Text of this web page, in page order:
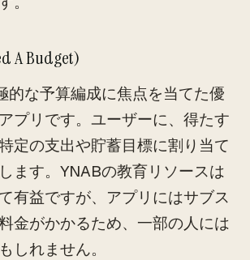
A Budget)
的な予算編成に焦点を当てた優
プリです。ユーザーに、得たす
定の支出や貯蓄目標に割り当て
ます。YNABの教育リソースは
有益ですが、アプリにはサブス
金がかかるため、一部の人には
しれません。